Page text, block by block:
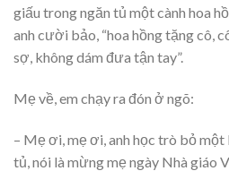
giấu trong ngăn tủ một cành hoa
anh cười bảo, “hoa hồng tặng cô,
sợ, không dám đưa tận tay”.
Mẹ về, em chạy ra đón ở ngõ:
– Mẹ ơi, mẹ ơi, anh học trò bỏ
tủ, nói là mừng mẹ ngày Nhà giáo